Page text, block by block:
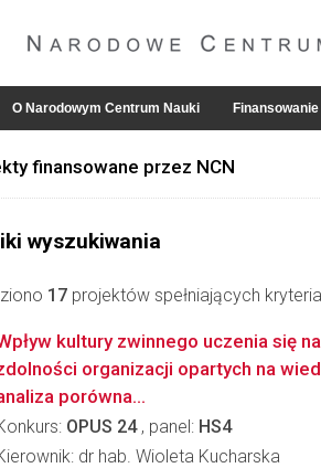
O Narodowym Centrum Nauki
finansowane przez NCN
wyszukiwania
17 projektów spełniających
kultury zwinnego uczenia się
organizacji opartych na
porówna...
OPUS 24, panel: HS4
dr hab. Wioleta Kucharska